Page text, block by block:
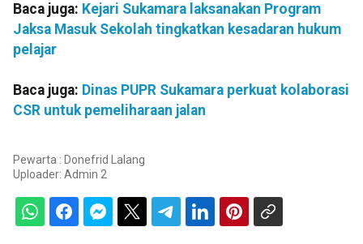
Baca juga: Kejari Sukamara laksanakan Program
Jaksa Masuk Sekolah tingkatkan kesadaran hukum
pelajar
Baca juga: Dinas PUPR Sukamara perkuat kolaborasi
CSR untuk pemeliharaan jalan
Pewarta : Donefrid Lalang
Uploader: Admin 2